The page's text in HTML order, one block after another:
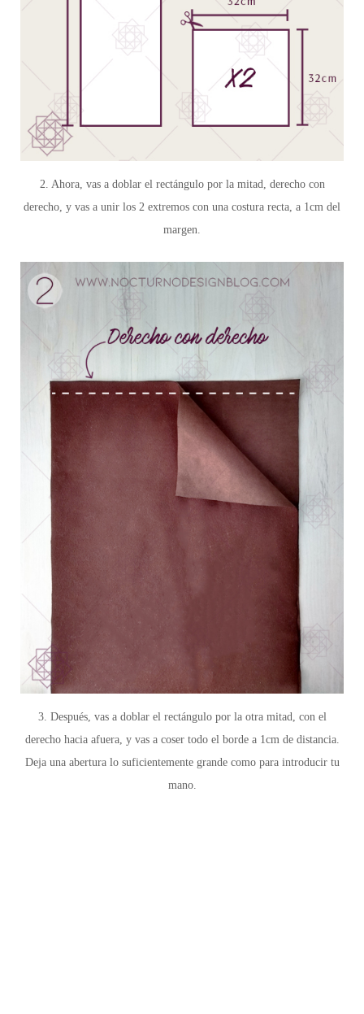
2. Ahora, vas a doblar el rectángulo por la mitad, derecho con
derecho, y vas a unir los 2 extremos con una costura recta, a 1cm del
margen.
3. Después, vas a doblar el rectángulo por la otra mitad, con el
derecho hacia afuera, y vas a coser todo el borde a 1cm de distancia.
Deja una abertura lo suficientemente grande como para introducir tu
mano.